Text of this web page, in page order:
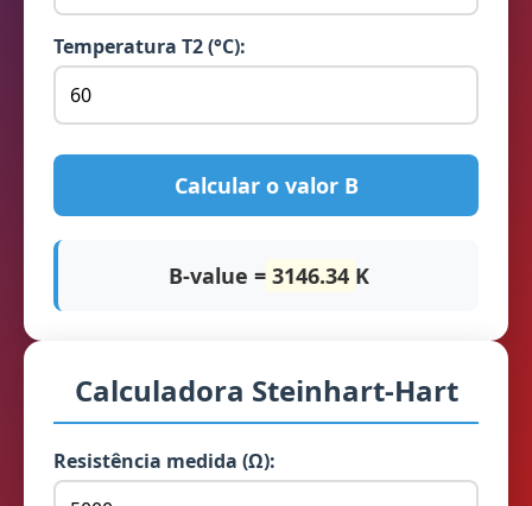
Temperatura T2 (°C):
Calcular o valor B
B-value = 3146.34 K
Calculadora Steinhart-Hart
Resistência medida (Ω):